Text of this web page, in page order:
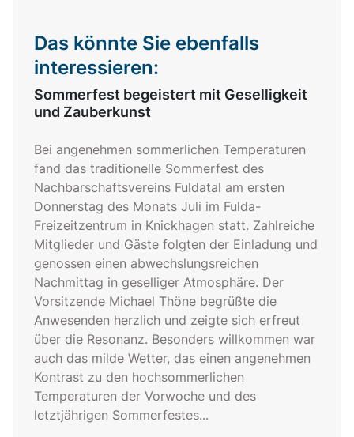
Das könnte Sie ebenfalls
interessieren:
Sommerfest begeistert mit Geselligkeit
und Zauberkunst
Bei angenehmen sommerlichen Temperaturen
fand das traditionelle Sommerfest des
Nachbarschaftsvereins Fuldatal am ersten
Donnerstag des Monats Juli im Fulda-
Freizeitzentrum in Knickhagen statt. Zahlreiche
Mitglieder und Gäste folgten der Einladung und
genossen einen abwechslungsreichen
Nachmittag in geselliger Atmosphäre. Der
Vorsitzende Michael Thöne begrüßte die
Anwesenden herzlich und zeigte sich erfreut
über die Resonanz. Besonders willkommen war
auch das milde Wetter, das einen angenehmen
Kontrast zu den hochsommerlichen
Temperaturen der Vorwoche und des
letztjährigen Sommerfestes...